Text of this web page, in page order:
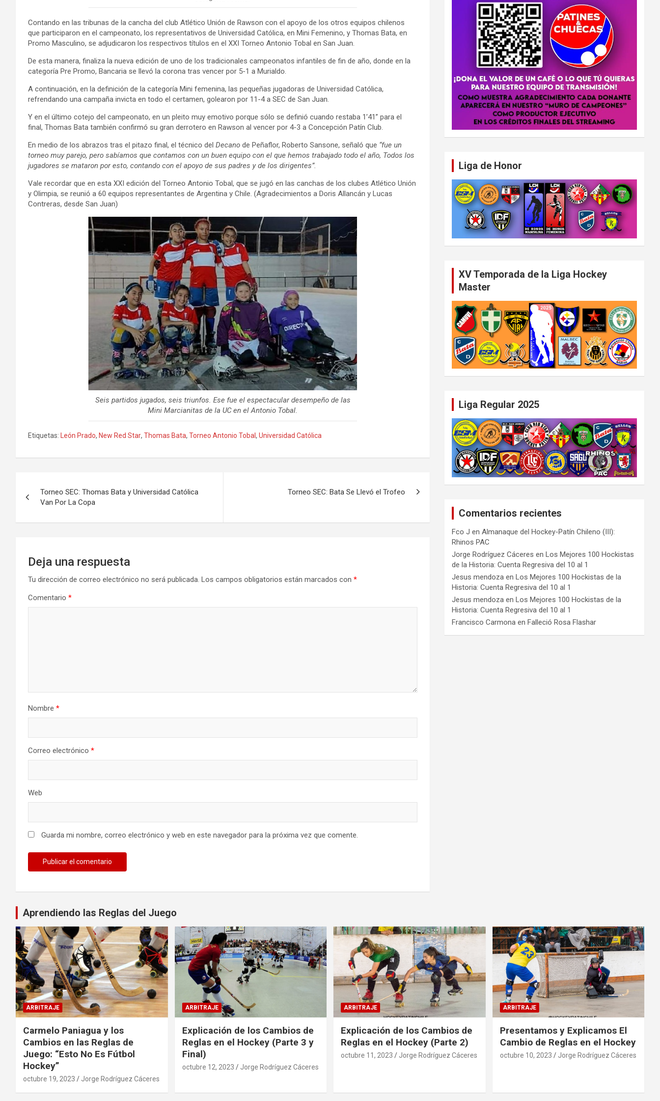
Contando en las tribunas de la cancha del club Atlético Unión de Rawson con el apoyo de los otros equipos chilenos
que participaron en el campeonato, los representativos de Universidad Católica, en Mini Femenino, y Thomas Bata, en
Promo Masculino, se adjudicaron los respectivos títulos en el XXI Torneo Antonio Tobal en San Juan.
De esta manera, finaliza la nueva edición de uno de los tradicionales campeonatos infantiles de fin de año, donde en la
categoría Pre Promo, Bancaria se llevó la corona tras vencer por 5-1 a Murialdo.
A continuación, en la definición de la categoría Mini femenina, las pequeñas jugadoras de Universidad Católica,
refrendando una campaña invicta en todo el certamen, golearon por 11-4 a SEC de San Juan.
Y en el último cotejo del campeonato, en un pleito muy emotivo porque sólo se definió cuando restaba 1’41” para el
final, Thomas Bata también confirmó su gran derrotero en Rawson al vencer por 4-3 a Concepción Patín Club.
En medio de los abrazos tras el pitazo final, el técnico del Decano de Peñaflor, Roberto Sansone, señaló que “fue un
torneo muy parejo, pero sabíamos que contamos con un buen equipo con el que hemos trabajado todo el año, Todos los
jugadores se mataron por esto, contando con el apoyo de sus padres y de los dirigentes”.
Vale recordar que en esta XXI edición del Torneo Antonio Tobal, que se jugó en las canchas de los clubes Atlético Unión
y Olimpia, se reunió a 60 equipos representantes de Argentina y Chile. (Agradecimientos a Doris Allancán y Lucas
Contreras, desde San Juan)
Seis partidos jugados, seis triunfos. Ese fue el espectacular desempeño de las
Mini Marcianitas de la UC en el Antonio Tobal.
Etiquetas: León Prado, New Red Star, Thomas Bata, Torneo Antonio Tobal , Universidad Católica
de
entradas
Torneo SEC: Thomas Bata y Universidad Católica
Van Por La Copa
Torneo SEC: Bata Se Llevó el Trofeo
Deja una respuesta
Tu dirección de correo electrónico no será publicada. Los campos obligatorios están marcados con *
Comentario *
Nombre *
Correo electrónico *
Web
Guarda mi nombre, correo electrónico y web en este navegador para la próxima vez que comente.
Liga de Honor
XV Temporada de la Liga Hockey
Master
Liga Regular 2025
Comentarios recientes
Fco J enAlmanaque del Hockey-Patín Chileno (III):
Rhinos PAC
Jorge Rodríguez Cáceres enLos Mejores 100 Hockistas
de la Historia: Cuenta Regresiva del 10 al 1
Jesus mendoza enLos Mejores 100 Hockistas de la
Historia: Cuenta Regresiva del 10 al 1
Jesus mendoza enLos Mejores 100 Hockistas de la
Historia: Cuenta Regresiva del 10 al 1
Francisco Carmona enFalleció Rosa Flashar
Aprendiendo las Reglas del Juego
ARBITRAJE
Carmelo Paniagua y los
Cambios en las Reglas de
Juego: “Esto No Es Fútbol
Hockey”
octubre 19, 2023 Jorge Rodríguez Cáceres
ARBITRAJE
Explicación de los Cambios de
Reglas en el Hockey (Parte 3 y
Final)
octubre 12, 2023 Jorge Rodríguez Cáceres
ARBITRAJE
Explicación de los Cambios de
Reglas en el Hockey (Parte 2)
octubre 11, 2023 Jorge Rodríguez Cáceres
ARBITRAJE
Presentamos y Explicamos El
Cambio de Reglas en el Hockey
octubre 10, 2023 Jorge Rodríguez Cáceres